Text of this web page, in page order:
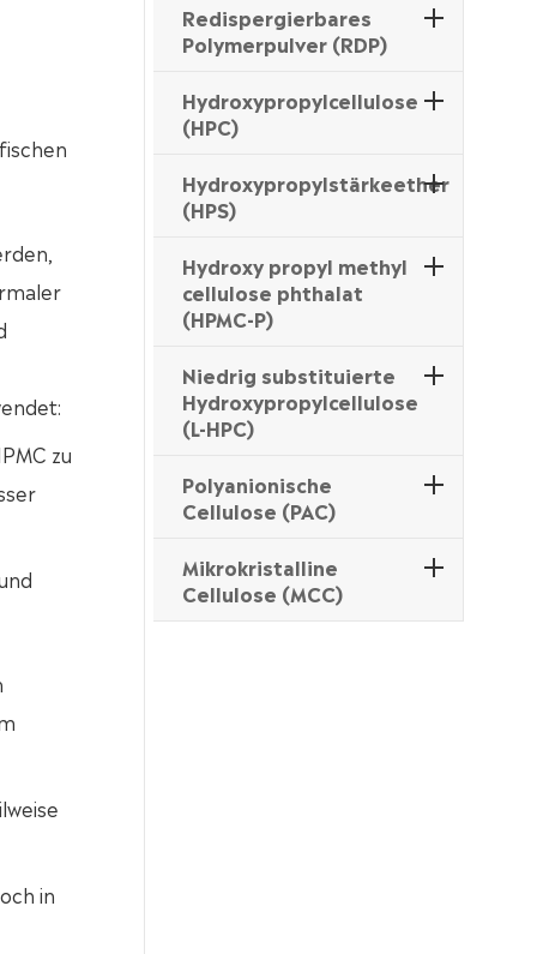
zu
in
Redispergierbares
Polymerpulver (RDP)
Hydroxypropylcellulose
(HPC)
Hydroxypropylstärkeether
(HPS)
Hydroxy propyl methyl
cellulose phthalat
(HPMC-P)
Niedrig substituierte
Hydroxypropylcellulose
(L-HPC)
Polyanionische
Cellulose (PAC)
Mikrokristalline
Cellulose (MCC)